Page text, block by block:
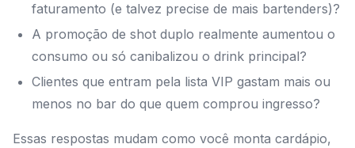
faturamento (e talvez precise de mais bartenders)?
A promoção de shot duplo realmente aumentou o
consumo ou só canibalizou o drink principal?
Clientes que entram pela lista VIP gastam mais ou
menos no bar do que quem comprou ingresso?
Essas respostas mudam como você monta cardápio,